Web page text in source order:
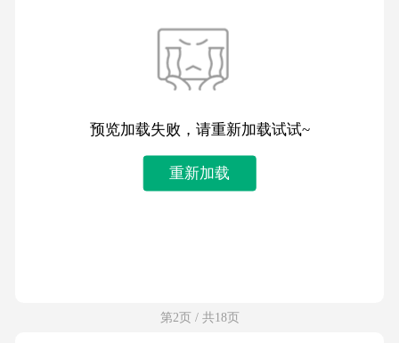
预览加载失败，请重新加载试试~
重新加载
第2页 / 共18页